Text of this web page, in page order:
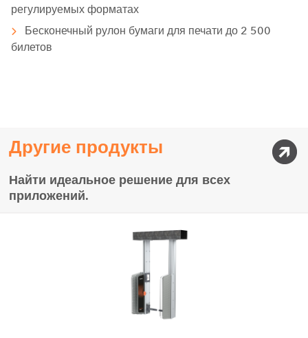
регулируемых форматах
Бесконечный рулон бумаги для печати до 2 500
билетов
Другие продукты
Найти идеальное решение для всех
приложений.